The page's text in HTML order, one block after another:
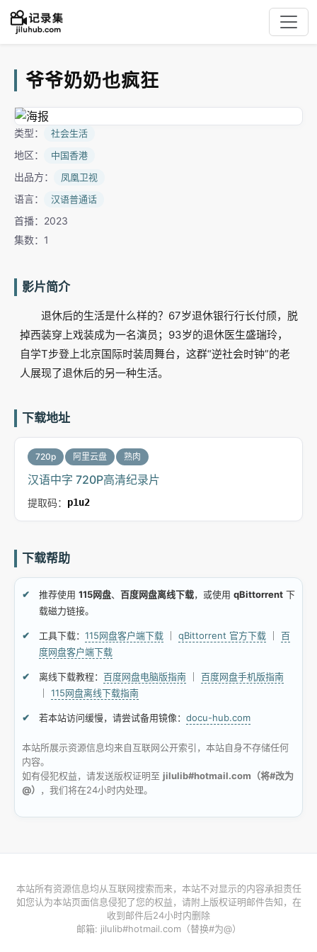
爷爷奶奶也疯狂
类型： 社会生活
地区： 中国香港
出品方： 凤凰卫视
语言： 汉语普通话
首播：2023
集数：1
影片简介
退休后的生活是什么样的？67岁退休银行行长付颀，脱
掉西装穿上戏装成为一名演员；93岁的退休医生盛瑞玲，
自学T步登上北京国际时装周舞台，这群“逆社会时钟”的老
人展现了退休后的另一种生活。
下载地址
720p 阿里云盘 熟肉
汉语中字 720P高清纪录片
提取码： p1u2
下载帮助
推荐使用 115网盘、 百度网盘离线下载，或使用 qBittorrent 下
载磁力链接。
工具下载： 115网盘客户端下载 qBittorrent 官方下载
百
度网盘客户端下载
离线下载教程： 百度网盘电脑版指南
百度网盘手机版指南
115网盘离线下载指南
若本站访问缓慢，请尝试备用镜像： docu-hub.com
本站所展示资源信息均来自互联网公开索引，本站自身不存储任何
内容。
如有侵犯权益，请发送版权证明至 jilulib#hotmail.com（将#改为
@）
，我们将在24小时内处理。
本站所有资源信息均从互联网搜索而来，本站不对显示的内容承担责任
如您认为本站页面信息侵犯了您的权益，请附上版权证明邮件告知，在
收到邮件后24小时内删除
邮箱: jilulib#hotmail.com（替换#为@）